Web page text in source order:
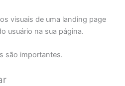
visuais de uma landing page
usuário na sua página.
são importantes.